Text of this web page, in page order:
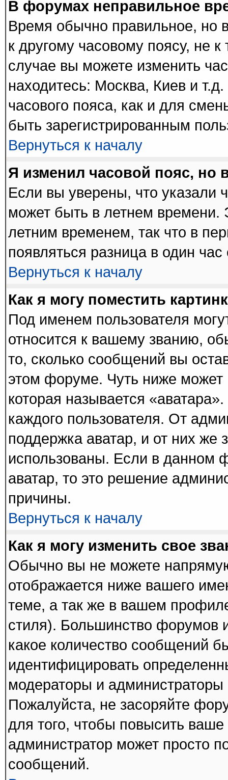
В форумах неправильное
Время обычно правильное, но
к другому часовому поясу, не
случае вы можете изменить
находитесь: Москва, Киев и
часового пояса, как и для
быть зарегистрированным
Вернуться к началу
Я изменил часовой пояс, но
Если вы уверены, что указали
может быть в летнем времени.
летним временем, так что в
появляться разница в один
Вернуться к началу
Как я могу поместить
Под именем пользователя
относится к вашему званию,
то, сколько сообщений вы
этом форуме. Чуть ниже может
которая называется
каждого пользователя. От
поддержка аватар, и от них же
использованы. Если в данном
аватар, то это решение
причины.
Вернуться к началу
Как я могу изменить свое
Обычно вы не можете
отображается ниже вашего
теме, а так же в вашем
стиля). Большинство форумов
какое количество сообщений
идентифицировать
модераторы и
Пожалуйста, не засоряйте
для того, чтобы повысить
администратор может просто
сообщений.